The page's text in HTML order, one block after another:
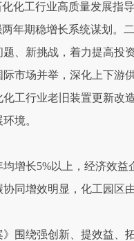
化工行业高质量发展指
年期稳增长系统谋划。
、新挑战，着力提高投
市场并举，深化上下游
工行业老旧装置更新改
境。
增长5%以上，经济效
同增效明显，化工园区
围绕强创新、提效益、